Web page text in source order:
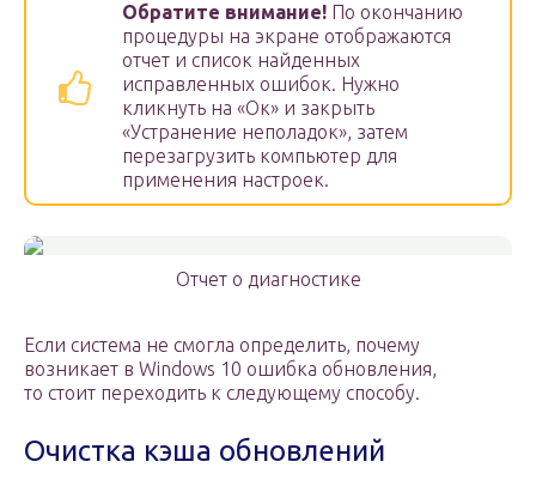
Обратите внимание! По окончанию
процедуры на экране отображаются
отчет и список найденных
исправленных ошибок. Нужно
кликнуть на «Ок» и закрыть
«Устранение неполадок», затем
перезагрузить компьютер для
применения настроек.
Отчет о диагностике
Если система не смогла определить, почему
возникает в Windows 10 ошибка обновления,
то стоит переходить к следующему способу.
Очистка кэша обновлений